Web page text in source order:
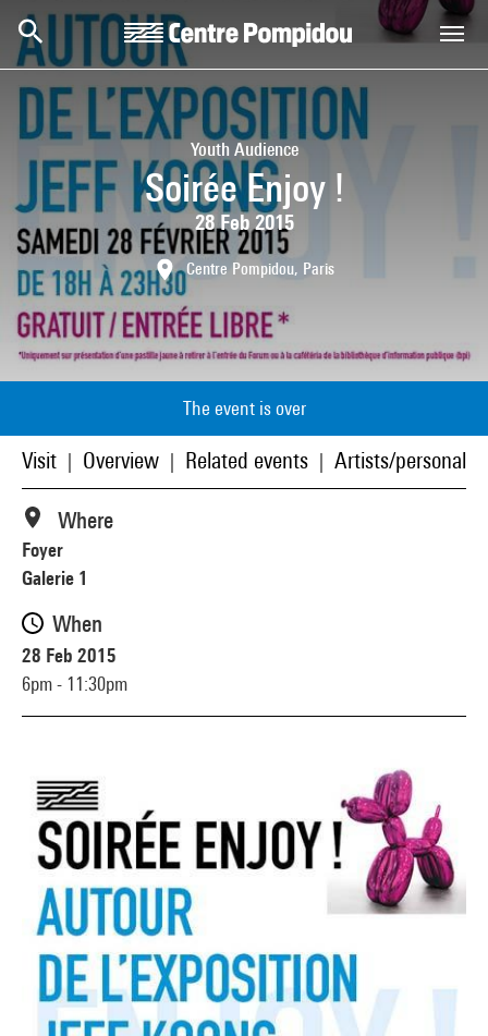
Skip to main content
Centre Pompidou
Youth Audience
Soirée Enjoy !
28 Feb 2015
Centre Pompidou, Paris
The event is over
Visit Overview Related events Artists/
Where
Foyer
Galerie 1
When
28 Feb 2015
6pm - 11:30pm